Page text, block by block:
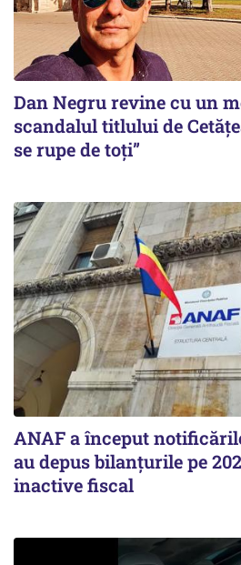
Dan Negru revine cu un
scandalul titlului de
se rupe de toți”
ANAF a început
au depus bilanțurile pe
inactive fiscal